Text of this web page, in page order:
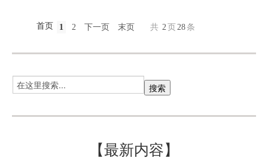
首页 1 2 下一页 末页 共 2 页 28 条
【最新内容】